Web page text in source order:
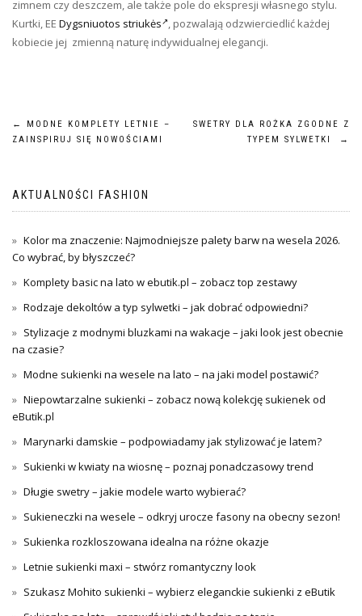
zimnem czy deszczem, ale także pole do ekspresji własnego stylu.
Kurtki, EE Dygsniuotos striukės , pozwalają odzwierciedlić każdej
kobiecie jej zmienną naturę indywidualnej elegancji.
Nawigacja
←
MODNE KOMPLETY LETNIE –
ZAINSPIRUJ SIĘ NOWOŚCIAMI
SWETRY DLA ROŻKA ZGODNE Z
TYPEM SYLWETKI
→
AKTUALNOŚCI FASHION
Kolor ma znaczenie: Najmodniejsze palety barw na wesela 2026.
Co wybrać, by błyszczeć?
Komplety basic na lato w ebutik.pl – zobacz top zestawy
Rodzaje dekoltów a typ sylwetki – jak dobrać odpowiedni?
Stylizacje z modnymi bluzkami na wakacje – jaki look jest obecnie
na czasie?
Modne sukienki na wesele na lato – na jaki model postawić?
Niepowtarzalne sukienki – zobacz nową kolekcję sukienek od
eButik.pl
Marynarki damskie – podpowiadamy jak stylizować je latem?
Sukienki w kwiaty na wiosnę – poznaj ponadczasowy trend
Długie swetry – jakie modele warto wybierać?
Sukieneczki na wesele – odkryj urocze fasony na obecny sezon!
Sukienka rozkloszowana idealna na różne okazje
Letnie sukienki maxi – stwórz romantyczny look
Szukasz Mohito sukienki – wybierz eleganckie sukienki z eButik